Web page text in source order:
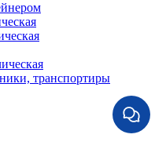
транспортиры